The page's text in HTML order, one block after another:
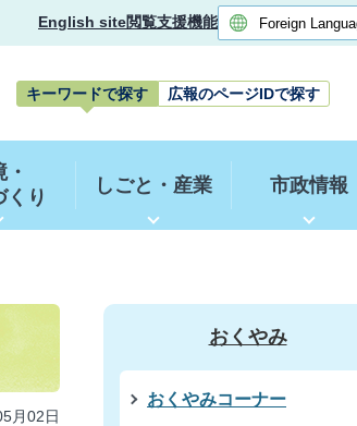
English site閲覧支援機能
キーワードで探す 広報のページIDで探す
ワ
ー
くり
しごと・産業 市政情報
月02日
おくやみ
おくやみコーナー